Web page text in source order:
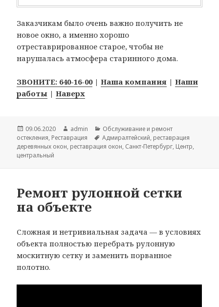
Заказчикам было очень важно получить не
новое окно, а именно хорошо
отреставрированное старое, чтобы не
нарушалась атмосфера старинного дома.
ЗВОНИТЕ: 640-16-00|Наша компания |Наши
работы |Наверх
Опубликовано
09.06.2020 Автор
admin Рубрики
Обслуживание и ремонт
остекления, Реставрация Метки
Адмиралтейский, реставрация
деревянных окон, реставрация окон, Санкт-Петербург, Центр,
центральный
Ремонт рулонной сетки
на объекте
Сложная и нетривиальная задача — в условиях
объекта полностью перебрать рулонную
москитную сетку и заменить порванное
полотно.